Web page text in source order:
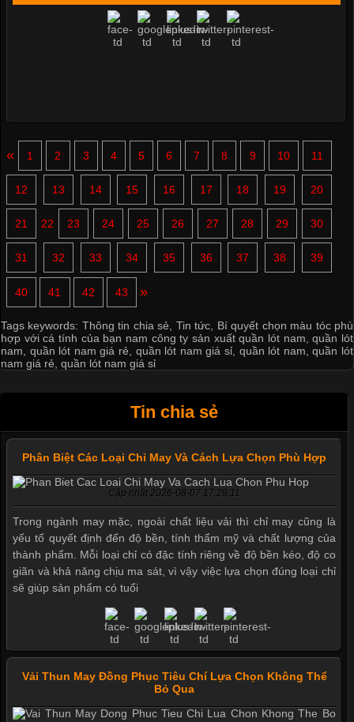
« 1 2 3 4 5 6 7 8 9 10 11
12 13 14 15 16 17 18 19 20
21 22 23 24 25 26 27 28 29 30
31 32 33 34 35 36 37 38 39
40 41 42 43 »
Tags keywords: Thông tin chia sẻ Tin tức
Bí quyết chọn màu tóc phù
hợp với cá tính của bạn nam công ty sản xuất quần lót nam ,quần lót
nam
quần lót nam giá rẻ quần lót nam giá sỉ quần lót nam ,quần lót
nam giá rẻ quần lót nam giá sỉ
Tin chia sẻ
Phân Biệt Các Loại Chỉ May Và Cách Lựa Chọn Phù Hợp
Cập nhật 2026-08-07 17:28:11
Trong ngành may mặc, ngoài chất liệu vải thì chỉ may cũng là
yếu tố quyết định đến độ bền, tính thẩm mỹ và chất lượng của
thành phẩm. Mỗi loại chỉ có đặc tính riêng về độ bền kéo, độ co
giãn và khả năng chịu ma sát, vì vậy việc lựa chọn đúng loại chỉ
sẽ giúp sản phẩm có tuổi
Vải Thun May Đồng Phục Tiêu Chí Lựa Chọn Không Thể
Bỏ Qua